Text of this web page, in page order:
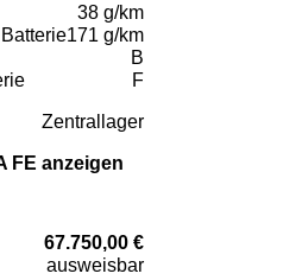
38 g/km
171 g/km
B
F
Zentrallager
FE anzeigen
67.750,00 €
ausweisbar